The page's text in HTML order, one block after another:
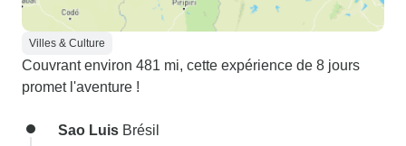
Villes & Culture
Couvrant environ 481 mi, cette expérience de 8 jours
promet l'aventure !
Sao Luis Brésil